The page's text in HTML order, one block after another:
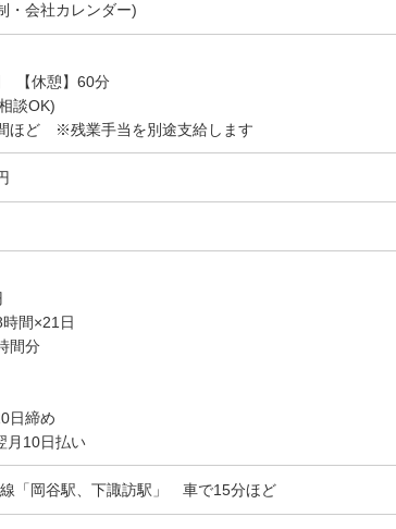
・会社カレンダー)
【休憩】60分
談OK)
間ほど ※残業手当を別途支給します
間×21日
間分
日締め
月10日払い
「岡谷駅、下諏訪駅」 車で15分ほど